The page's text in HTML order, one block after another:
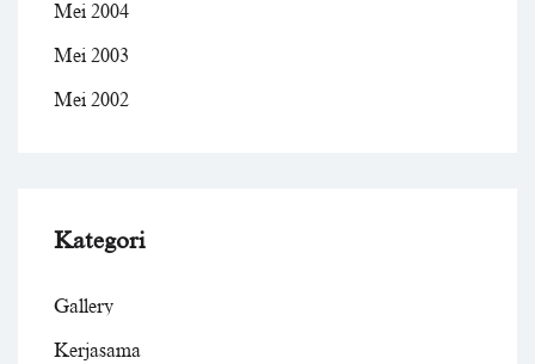
Mei 2004
Mei 2003
Mei 2002
Kategori
Gallery
Kerjasama